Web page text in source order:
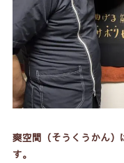
爽空間（そうくうかん
す。